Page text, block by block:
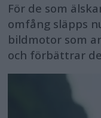
För de som
omfång släpps
bildmotor som
och förbättrar